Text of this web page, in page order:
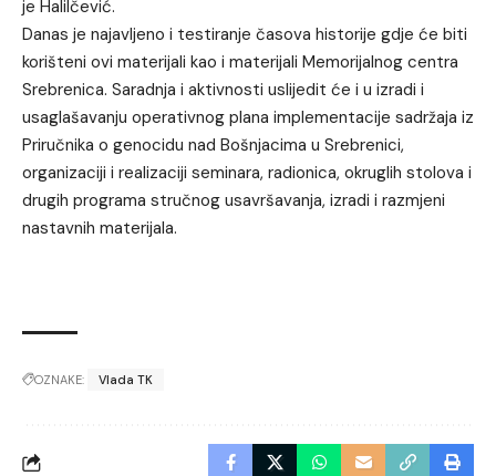
je Halilčević.
Danas je najavljeno i testiranje časova historije gdje će biti
korišteni ovi materijali kao i materijali Memorijalnog centra
Srebrenica. Saradnja i aktivnosti uslijedit će i u izradi i
usaglašavanju operativnog plana implementacije sadržaja iz
Priručnika o genocidu nad Bošnjacima u Srebrenici,
organizaciji i realizaciji seminara, radionica, okruglih stolova i
drugih programa stručnog usavršavanja, izradi i razmjeni
nastavnih materijala.
OZNAKE: Vlada TK